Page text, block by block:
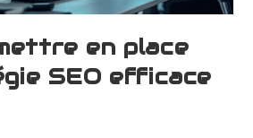
en place
SEO efficace